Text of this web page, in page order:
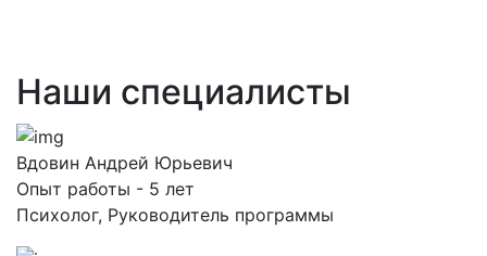
Наши специалисты
Вдовин Андрей Юрьевич
Опыт работы - 5 лет
Психолог, Руководитель программы